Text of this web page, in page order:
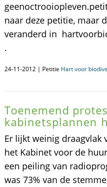
naar deze petitie, maar
veranderd in
.
24-11-2012 | Petitie Hart voor
Toenemend
kabinetsplannen
Er lijkt weinig draagvlak
het Kabinet voor de
een peiling van
was 73% van de